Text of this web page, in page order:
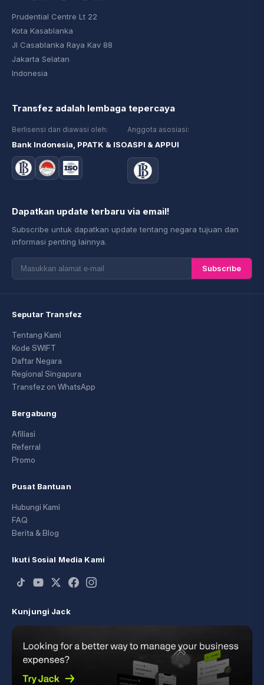
Prudential Centre Lt 22
Kota Kasablanka
Jl Casablanka Raya Kav 88
Jakarta Selatan
Indonesia
Transfez adalah lembaga tepercaya
Berlisensi dan diawasi oleh:
Bank Indonesia, PPATK & ISO
Anggota asosiasi:
ASPI & APPUI
Dapatkan update terbaru via email!
Subscribe untuk dapatkan update tentang negara tujuan dan
informasi penting lainnya.
Subscribe
Seputar Transfez
Tentang Kami
Kode SWIFT
Daftar Negara
Regional Singapura
Transfez on WhatsApp
Bergabung
Afiliasi
Referral
Promo
Pusat Bantuan
Hubungi Kami
FAQ
Berita & Blog
Ikuti Sosial Media Kami
Kunjungi Jack